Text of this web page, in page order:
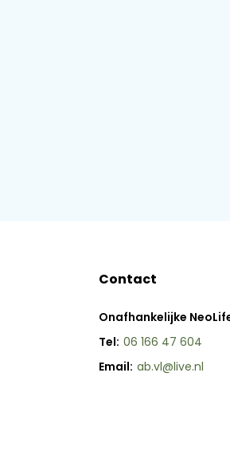
Contact
Onafhankelijke
Tel: 06 166 47 604
Email: ab.vl@live.nl